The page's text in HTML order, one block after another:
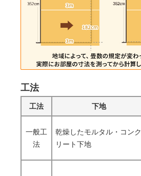
工法
工法 下地
一般工
法
乾燥したモルタル・コンク
リート下地